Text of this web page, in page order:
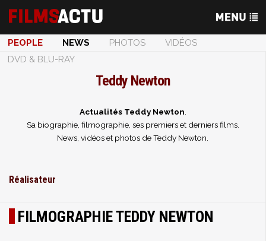
PEOPLE NEWS PHOTOS
VIDÉOS
DVD & BLU-RAY
Teddy Newton
Actualités Teddy Newton
Sa biographie, filmographie, ses premiers et derniers films.
News, vidéos et photos de Teddy Newton.
Réalisateur
FILMOGRAPHIE TEDDY NEWTON